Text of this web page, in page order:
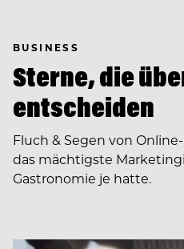
BUSINESS
Sterne, die
entscheiden
Fluch & Segen von
das mächtigste
Gastronomie je hatte.